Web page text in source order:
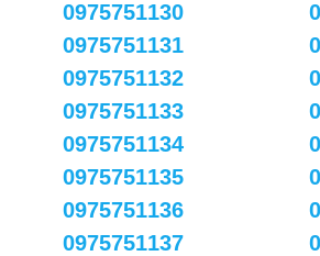
0975751130
0975751131
0975751132
0975751133
0975751134
0975751135
0975751136
0975751137